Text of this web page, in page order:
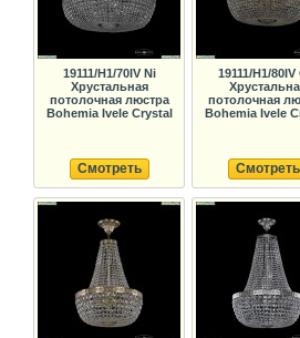
19111/H1/70IV Ni
Хрустальная
потолочная люстра
Bohemia Ivele Crystal
Смотреть
19111/H1/80IV
потолочная
Bohemia Ivele
Смотреть